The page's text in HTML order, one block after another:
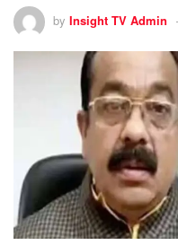
by Insight TV Admin